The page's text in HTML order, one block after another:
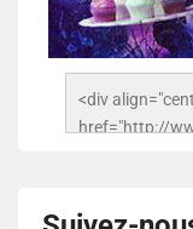
<div
href="http://